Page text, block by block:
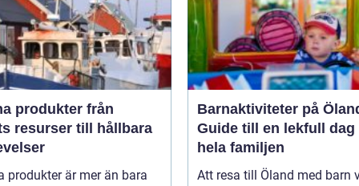
produkter från
resurser till hållbara
produkter är mer än bara
Barnaktiviteter på
Guide till en lekfull dag
hela familjen
Att resa till Öland med barn